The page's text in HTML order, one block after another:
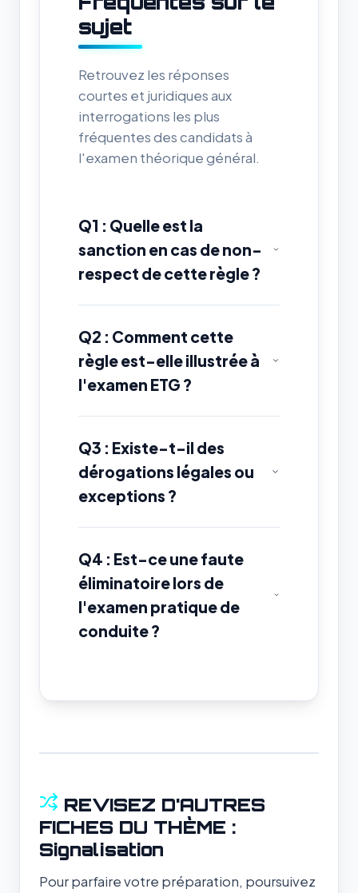
sujet
Retrouvez les réponses
courtes et juridiques aux
interrogations les plus
fréquentes des candidats à
l'examen théorique général.
Q1 : Quelle est la
sanction en cas de non-
respect de cette règle ?
Q2 : Comment cette
règle est-elle illustrée à
l'examen ETG ?
Q3 : Existe-t-il des
dérogations légales ou
exceptions ?
Q4 : Est-ce une faute
éliminatoire lors de
l'examen pratique de
conduite ?
REVISEZ D'AUTRES
FICHES DU THÈME :
Signalisation
Pour parfaire votre préparation, poursuivez